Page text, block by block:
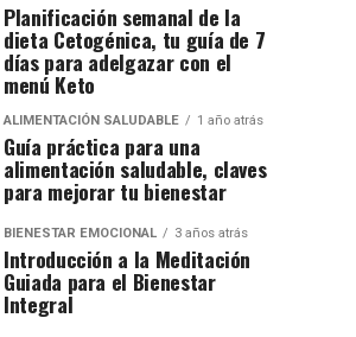
Planificación semanal de la
dieta Cetogénica, tu guía de 7
días para adelgazar con el
menú Keto
ALIMENTACIÓN SALUDABLE 1 año atrás
Guía práctica para una
alimentación saludable, claves
para mejorar tu bienestar
BIENESTAR EMOCIONAL 3 años atrás
Introducción a la Meditación
Guiada para el Bienestar
Integral